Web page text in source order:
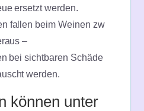
ersetzt werden.
fallen beim Weinen zw
–
bei sichtbaren Schäde
werden.
können unter